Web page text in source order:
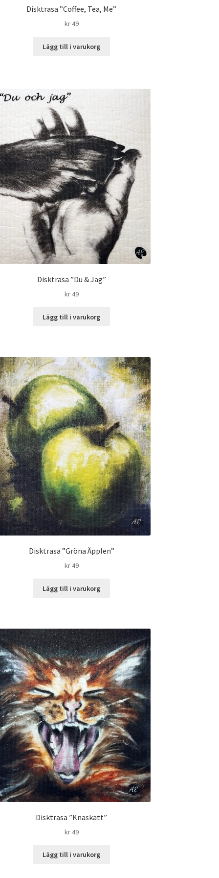
Disktrasa ”Coffee, Tea, Me”
kr49
Lägg till i varukorg
Disktrasa ”Du & Jag”
kr49
Lägg till i varukorg
Disktrasa ”Gröna Äpplen”
kr49
Lägg till i varukorg
Disktrasa ”Knaskatt”
kr49
Lägg till i varukorg